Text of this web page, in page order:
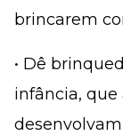
brincarem
• Dê
infância,